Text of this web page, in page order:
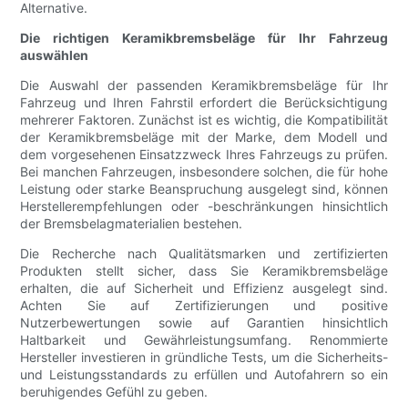
Alternative.
Die richtigen Keramikbremsbeläge für Ihr Fahrzeug
auswählen
Die Auswahl der passenden Keramikbremsbeläge für Ihr
Fahrzeug und Ihren Fahrstil erfordert die Berücksichtigung
mehrerer Faktoren. Zunächst ist es wichtig, die Kompatibilität
der Keramikbremsbeläge mit der Marke, dem Modell und
dem vorgesehenen Einsatzzweck Ihres Fahrzeugs zu prüfen.
Bei manchen Fahrzeugen, insbesondere solchen, die für hohe
Leistung oder starke Beanspruchung ausgelegt sind, können
Herstellerempfehlungen oder -beschränkungen hinsichtlich
der Bremsbelagmaterialien bestehen.
Die Recherche nach Qualitätsmarken und zertifizierten
Produkten stellt sicher, dass Sie Keramikbremsbeläge
erhalten, die auf Sicherheit und Effizienz ausgelegt sind.
Achten Sie auf Zertifizierungen und positive
Nutzerbewertungen sowie auf Garantien hinsichtlich
Haltbarkeit und Gewährleistungsumfang. Renommierte
Hersteller investieren in gründliche Tests, um die Sicherheits-
und Leistungsstandards zu erfüllen und Autofahrern so ein
beruhigendes Gefühl zu geben.